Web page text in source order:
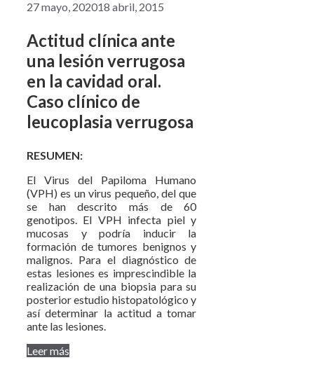
27 mayo, 202018 abril, 2015
Actitud clínica ante
una lesión verrugosa
en la cavidad oral.
Caso clínico de
leucoplasia verrugosa
RESUMEN:
El Virus del Papiloma Humano
(VPH) es un virus pequeño, del que
se han descrito más de 60
genotipos. El VPH infecta piel y
mucosas y podría inducir la
formación de tumores benignos y
malignos. Para el diagnóstico de
estas lesiones es imprescindible la
realización de una biopsia para su
posterior estudio histopatológico y
así determinar la actitud a tomar
ante las lesiones.
Leer más